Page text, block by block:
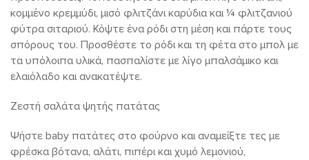
κομμένο κρεμμύδι, μισό φλιτζάνι καρύδια και ¼ φλιτζανιού
φύτρα σιταριού. Κόψτε ένα ρόδι στη μέση και πάρτε τους
σπόρους του. Προσθέστε το ρόδι και τη φέτα στο μπολ με
τα υπόλοιπα υλικά, πασπαλίστε με λίγο μπαλσάμικο και
ελαιόλαδο και ανακατέψτε.
Ζεστή σαλάτα ψητής πατάτας
Ψήστε baby πατάτες στο φούρνο και αναμείξτε τες με
φρέσκα βότανα, αλάτι, πιπέρι και χυμό λεμονιού,